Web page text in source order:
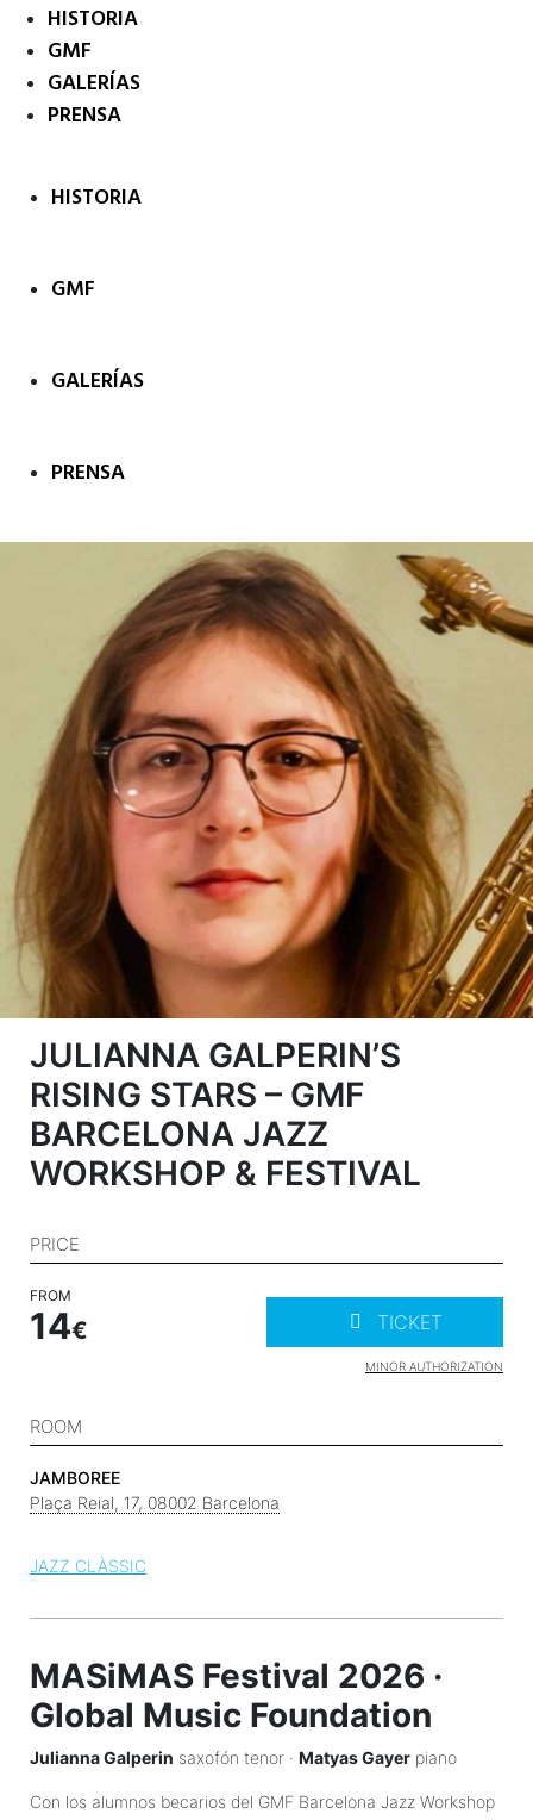
HISTORIA
GMF
GALERÍAS
PRENSA
HISTORIA
GMF
GALERÍAS
PRENSA
JULIANNA GALPERIN’S
RISING STARS – GMF
BARCELONA JAZZ
WORKSHOP & FESTIVAL
PRICE
FROM
14 TICKET
MINOR AUTHORIZATION
ROOM
JAMBOREE
Plaça Reial, 17, 08002 Barcelona
JAZZ CLÀSSIC
MASiMAS Festival 2026 ·
Global Music Foundation
Julianna Galperin saxofón tenor · Matyas Gayer piano
Con los alumnos becarios del GMF Barcelona Jazz Workshop